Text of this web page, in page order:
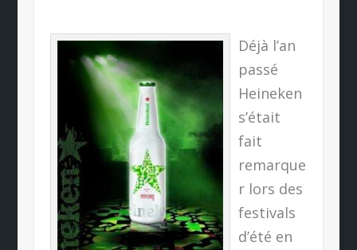
Déjà l’an
passé
Heineken
s’était
fait
remarque
r lors des
festivals
d’été en